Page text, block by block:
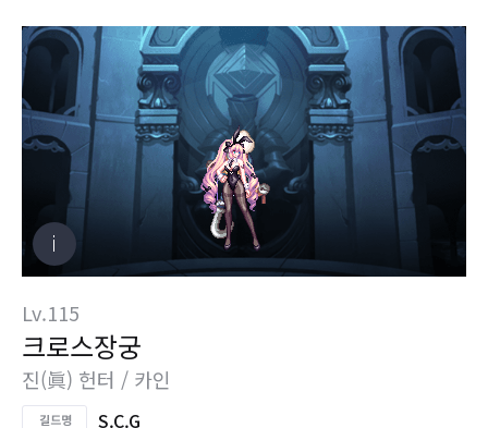
Lv.115
크로스장궁
진(眞) 헌터 / 카인
S.C.G